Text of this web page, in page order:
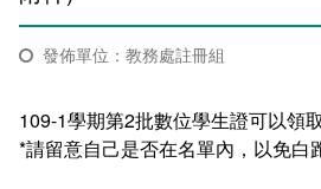
招生
就學費用減免申請
在學
發佈單位：教務處註冊組
109-1學期第2批數位學生證可以領
*請留意自己是否在名單內，以免白